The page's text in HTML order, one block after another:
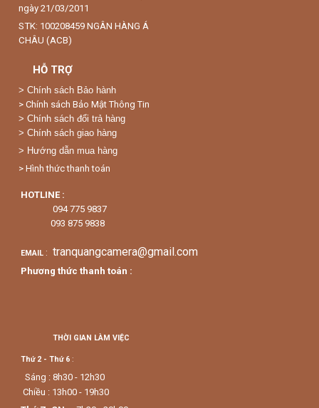
ngày 21/03/2011
STK: 100208459 NGÂN HÀNG Á
CHÂU (ACB)
HỖ TRỢ
> Chính sách Bảo hành
> Chính sách Bảo Mật Thông Tin
> Chính sách đổi trả hàng
> Chính sách giao hàng
> Hướng dẫn mua hàng
> Hình thức thanh toán
HOTLINE :
094 775 9837
093 875 9838
EMAIL : tranquangcamera@gmail.com
Phương thức thanh toán :
THỜI GIAN LÀM VIỆC
Thứ 2 - Thứ 6 :
Sáng : 8h30 - 12h30
Chiều : 13h00 - 19h30